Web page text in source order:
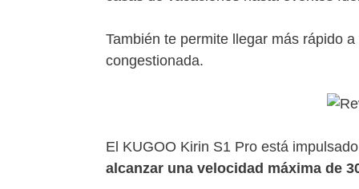
También te permite llegar más rápido
congestionada.
El KUGOO Kirin S1 Pro está
alcanzar una velocidad máxima de